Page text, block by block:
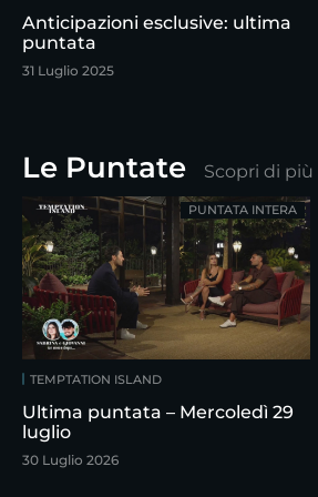
Anticipazioni esclusive: ultima
puntata
31 Luglio 2025
Le Puntate Scopri di più
TEMPTATION ISLAND
Ultima puntata – Mercoledì 29
luglio
30 Luglio 2026
PUNTATA INTERA